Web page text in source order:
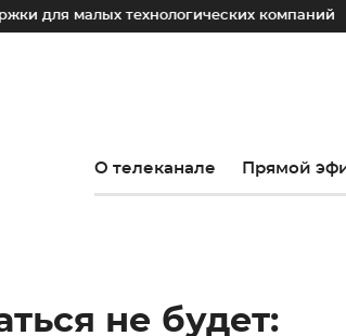
технологических компаний Юрий
О телеканале Прямой
не будет: